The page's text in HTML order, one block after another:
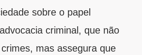
sobre o papel
criminal, que não
mas assegura que